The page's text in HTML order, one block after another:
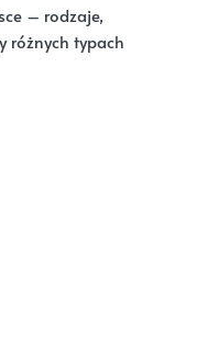
– rodzaje,
różnych typach